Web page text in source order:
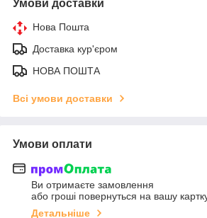
Умови доставки
Нова Пошта
Доставка кур'єром
НОВА ПОШТА
Всі умови доставки
Умови оплати
Ви отримаєте замовлення
або гроші повернуться на вашу
Детальніше